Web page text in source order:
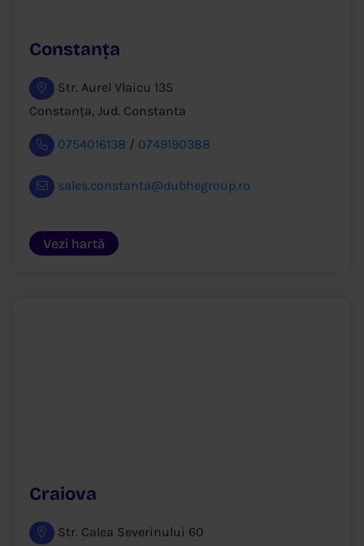
Constanța
Str. Aurel Vlaicu 135
Constanța, Jud. Constanta
0754016138 / 0749190388
sales.constanta@dubhegroup.ro
Vezi hartă
Craiova
Str. Calea Severinului 60